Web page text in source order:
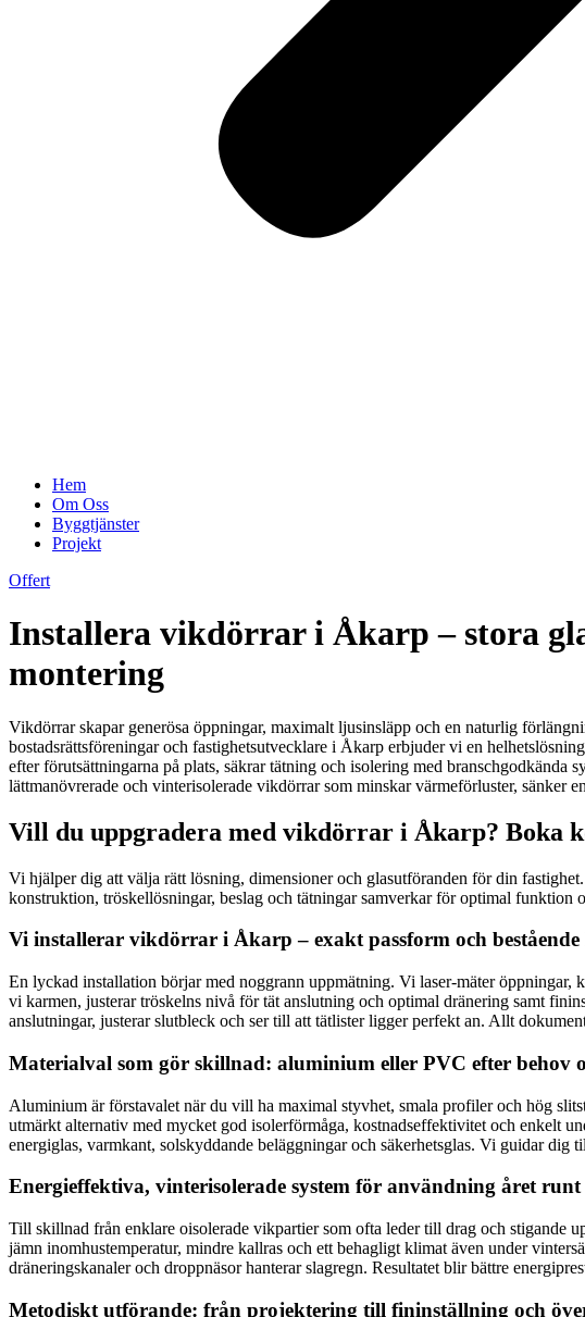
Hem
Om Oss
Byggtjänster
Projekt
Offert
Installera vikdörrar i Åkarp – stora
montering
Vikdörrar skapar generösa öppningar, maximalt ljusinsläpp och en naturlig
bostadsrättsföreningar och fastighetsutvecklare i Åkarp erbjuder vi en
efter förutsättningarna på plats, säkrar tätning och isolering med branschgodkända
lättmanövrerade och vinterisolerade vikdörrar som minskar värmeförluster, sänker
Vill du uppgradera med vikdörrar i Åkarp? Boka
Vi hjälper dig att välja rätt lösning, dimensioner och glasutföranden för din
konstruktion, tröskellösningar, beslag och tätningar samverkar för optimal
Vi installerar vikdörrar i Åkarp – exakt passform och
En lyckad installation börjar med noggrann uppmätning. Vi laser-mäter
vi karmen, justerar tröskelns nivå för tät anslutning och optimal dränering samt
anslutningar, justerar slutbleck och ser till att tätlister ligger perfekt an. Allt
Materialval som gör skillnad: aluminium eller PVC efter behov
Aluminium är förstavalet när du vill ha maximal styvhet, smala profiler och hög
utmärkt alternativ med mycket god isolerförmåga, kostnadseffektivitet och enkelt
energiglas, varmkant, solskyddande beläggningar och säkerhetsglas. Vi guidar
Energieffektiva, vinterisolerade system för användning året runt
Till skillnad från enklare oisolerade vikpartier som ofta leder till drag och stigande
jämn inomhustemperatur, mindre kallras och ett behagligt klimat även under
dräneringskanaler och droppnäsor hanterar slagregn. Resultatet blir bättre
Metodiskt utförande: från projektering till fininställning och